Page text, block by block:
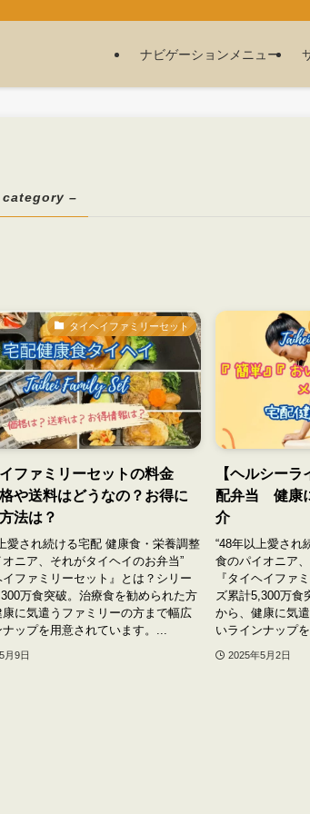
ナビゲーションメニュー
category –
タイヘイファミリーセット
ファミリーセットの料金
や送料はどうなの？お得に
法は？
愛され続ける宅配 健康食・栄養調整
ニア、それがタイヘイのお弁当”
イファミリーセット』とは？シリー
万食突破。治療食を勧められた方
に気遣うファミリーの方まで幅広
ップを用意されています。...
月9日
【ヘルシー
配弁当 健康
介
“48年以上愛され
食のパイオニア
『タイヘイファ
ズ累計5,300万食
から、健康に気
いラインナップ
2025年5月2日